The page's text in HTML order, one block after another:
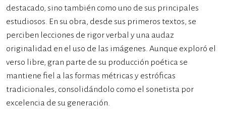
destacado, sino también como uno de sus principales
estudiosos. En su obra, desde sus primeros textos, se
perciben lecciones de rigor verbal y una audaz
originalidad en el uso de las imágenes. Aunque exploró el
verso libre, gran parte de su producción poética se
mantiene fiel a las formas métricas y estróficas
tradicionales, consolidándolo como el sonetista por
excelencia de su generación.